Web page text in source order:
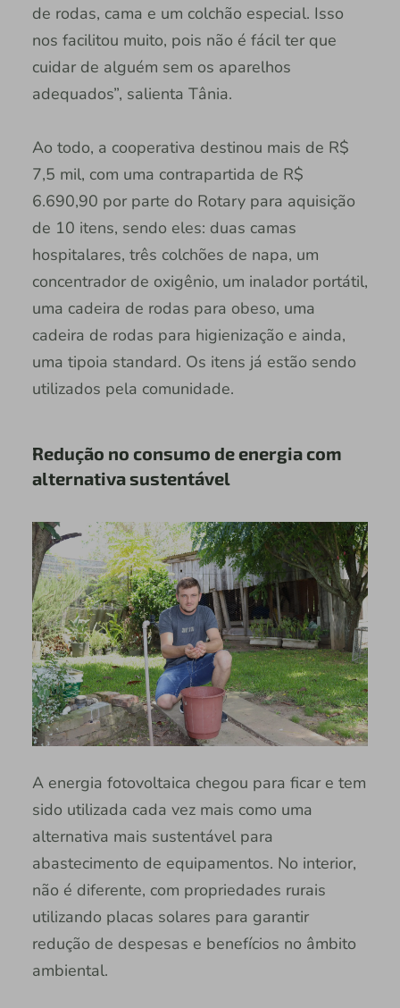
de rodas, cama e um colchão especial. Isso
nos facilitou muito, pois não é fácil ter que
cuidar de alguém sem os aparelhos
adequados”, salienta Tânia.
Ao todo, a cooperativa destinou mais de R$
7,5 mil, com uma contrapartida de R$
6.690,90 por parte do Rotary para aquisição
de 10 itens, sendo eles: duas camas
hospitalares, três colchões de napa, um
concentrador de oxigênio, um inalador portátil,
uma cadeira de rodas para obeso, uma
cadeira de rodas para higienização e ainda,
uma tipoia standard. Os itens já estão sendo
utilizados pela comunidade.
Redução no consumo de energia com
alternativa sustentável
A energia fotovoltaica chegou para ficar e tem
sido utilizada cada vez mais como uma
alternativa mais sustentável para
abastecimento de equipamentos. No interior,
não é diferente, com propriedades rurais
utilizando placas solares para garantir
redução de despesas e benefícios no âmbito
ambiental.